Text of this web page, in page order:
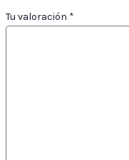
Tu valoración *